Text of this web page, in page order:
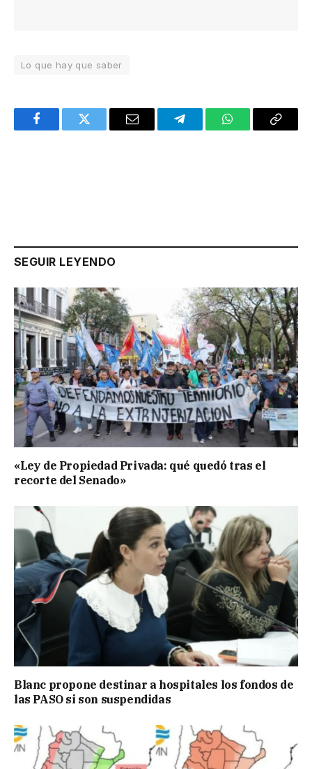
Lo que hay que saber
FacebookTwitter Email TelegramWhatsAppCopy
SEGUIR LEYENDO
«Ley de Propiedad Privada: qué quedó tras el
recorte del Senado»
Blanc propone destinar a hospitales los fondos de
las PASO si son suspendidas